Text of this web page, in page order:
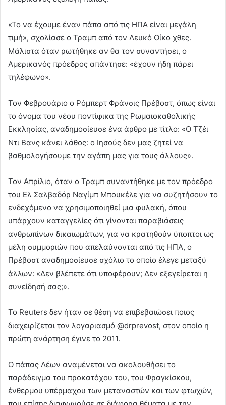
«Το να έχουμε έναν πάπα από τις ΗΠΑ είναι μεγάλη
τιμή», σχολίασε ο Τραμπ από τον Λευκό Οίκο χθες.
Μάλιστα όταν ρωτήθηκε αν θα τον συναντήσει, ο
Αμερικανός πρόεδρος απάντησε: «έχουν ήδη πάρει
τηλέφωνο».
Τον Φεβρουάριο ο Ρόμπερτ Φράνσις Πρέβοστ, όπως είναι
το όνομα του νέου ποντίφικα της Ρωμαιοκαθολικής
Εκκλησίας, αναδημοσίευσε ένα άρθρο με τίτλο: «Ο Τζέι
Ντι Βανς κάνει λάθος: ο Ιησούς δεν μας ζητεί να
βαθμολογήσουμε την αγάπη μας για τους άλλους».
Τον Απρίλιο, όταν ο Τραμπ συναντήθηκε με τον πρόεδρο
του Ελ Σαλβαδόρ Ναγίμπ Μπουκέλε για να συζητήσουν το
ενδεχόμενο να χρησιμοποιηθεί μια φυλακή, όπου
υπάρχουν καταγγελίες ότι γίνονται παραβιάσεις
ανθρωπίνων δικαιωμάτων, για να κρατηθούν ύποπτοι ως
μέλη συμμοριών που απελαύνονται από τις ΗΠΑ, ο
Πρέβοστ αναδημοσίευσε σχόλιο το οποίο έλεγε μεταξύ
άλλων: «Δεν βλέπετε ότι υποφέρουν; Δεν εξεγείρεται η
συνείδησή σας;».
Το Reuters δεν ήταν σε θέση να επιβεβαιώσει ποιος
διαχειρίζεται τον λογαριασμό @drprevost, στον οποίο η
πρώτη ανάρτηση έγινε το 2011.
Ο πάπας Λέων αναμένεται να ακολουθήσει το
παράδειγμα του προκατόχου του, του Φραγκίσκου,
ένθερμου υπέρμαχου των μεταναστών και των φτωχών,